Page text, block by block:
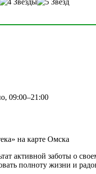
09:00–21:00
на карте Омска
активной заботы о
полноту жизни и